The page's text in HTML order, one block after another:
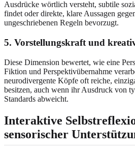
Ausdrücke wörtlich versteht, subtile
findet oder direkte, klare Aussagen
ungeschriebenen Regeln bevorzugt.
5. Vorstellungskraft und
Diese Dimension bewertet, wie eine
Fiktion und Perspektivübernahme
neurodivergente Köpfe oft reiche,
besitzen, auch wenn ihr Ausdruck von
Standards abweicht.
Interaktive
sensorischer